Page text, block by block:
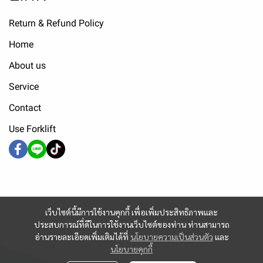
เว็บไซต์นี้มีการใช้งานคุกกี้ เพื่อเพิ่มประสิทธิภาพและ
ประสบการณ์ที่ดีในการใช้งานเว็บไซต์ของท่าน ท่านสามารถ
อ่านรายละเอียดเพิ่มเติมได้ที่ นโยบายความเป็นส่วนตัว และ
นโยบายคุกกี้
Return & Refund Policy
Home
About us
Service
Contact
Use Forklift